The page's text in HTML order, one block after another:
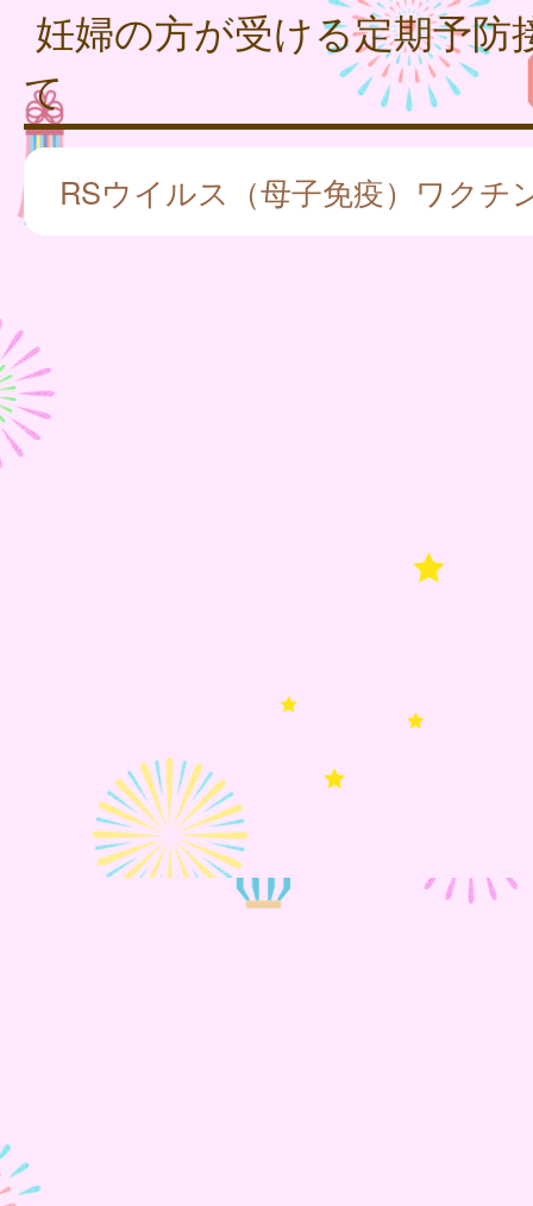
妊婦の方が受ける定期予防
て
RSウイルス（母子免疫）ワクチ